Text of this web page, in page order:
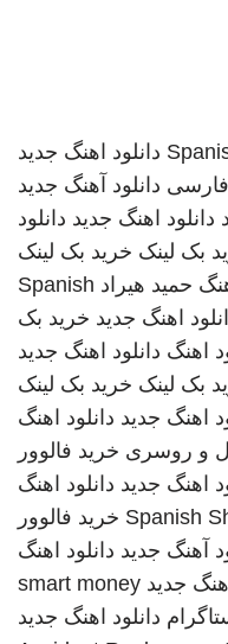
دانلود اهنگ جدید
دانلود آهنگ جدید
دانلود اهنگ جدید دانلود
بک لینک خرید بک لینک
حمید هیراد Spanish
اهنگ جدید خرید بک
اهنگ دانلود اهنگ جدید
بک لینک خرید بک لینک
اهنگ جدید دانلود اهنگ
و روسری خرید فالوور
اهنگ جدید دانلود اهنگ
Spanish خرید فالوور
آهنگ جدید دانلود اهنگ
جدید smart money
دانلود اهنگ جدید